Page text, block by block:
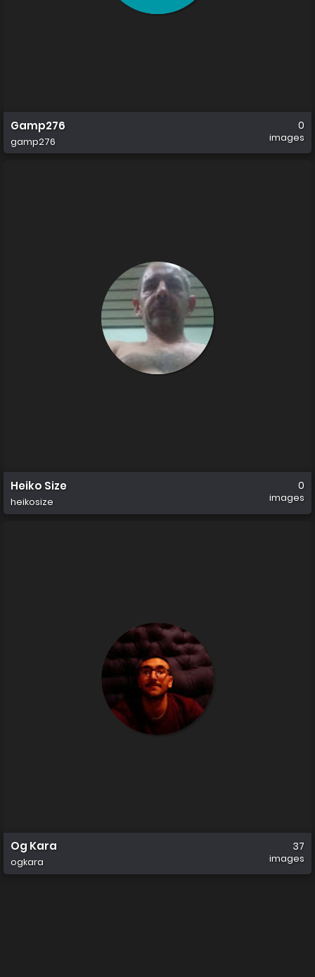
Gamp276
gamp276
0
images
Heiko Size
heikosize
0
images
Og Kara
ogkara
37
images